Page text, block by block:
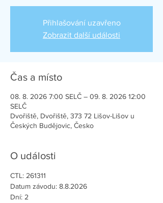
Přihlašování uzavřeno
Zobrazit další události
Čas a místo
08. 8. 2026 7:00 SELČ – 09. 8. 2026 12:00
SELČ
Dvořiště, Dvořiště, 373 72 Lišov-Lišov u
Českých Budějovic, Česko
O události
CTL: 261311
Datum závodu: 8.8.2026
Dní: 2